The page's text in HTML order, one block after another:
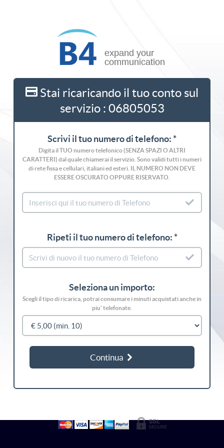
Stai ricaricando il tuo conto sul
servizio : 06805053
Scrivi il tuo numero di telefono: *
Digita il TUO numero telefonico (SENZA SPAZI O ALTRI
CARATTERI) dal quale chiamerai il servizio. Sono validi tutti i numeri
di rete fissa e cellulari, italiani ed esteri. IL NUMERO NON DEVE
ESSERE OSCURATO OPPURE RISERVATO.
Ripeti il tuo numero di telefono: *
Seleziona un importo:
Scegli il tipo di ricarica, potrai consumare i minuti acquistati anche in
piu' telefonate.
Continua